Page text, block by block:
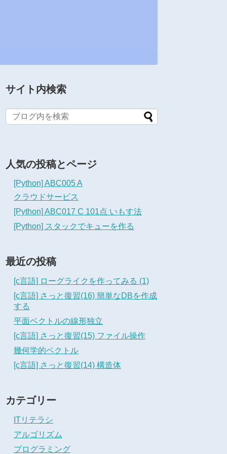
サイト内検索
人気の投稿とページ
[Python] ABC005 A
クラウドサービス
[Python] ABC017 C 101点 いもす法
[Python] スタックでキューを作る
最近の投稿
[c言語] ローグライクを作ってみる (1)
[c言語] さっと復習(16) 簡単なDBを作成
する
平面ベクトルの線形独立
[c言語] さっと復習(15) ファイル操作
幾何学的ベクトル
[c言語] さっと復習(14) 構造体
カテゴリー
ITリテラシ
アルゴリズム
プログラミング